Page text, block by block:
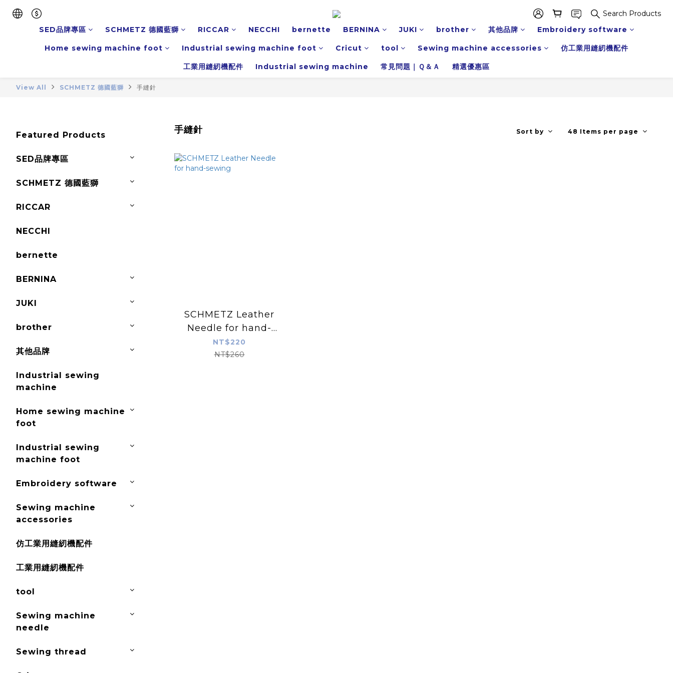
Search Products
SED品牌專區
SCHMETZ 德國藍獅 RICCAR NECCHI bernette BERNINA JUKI brother 其他品牌 Embroidery software
Home sewing machine foot Industrial sewing machine foot Cricut tool Sewing machine accessories 仿工業用縫紉機配件
工業用縫紉機配件 Industrial sewing machine 常見問題｜Ｑ＆Ａ 精選優惠區
View All SCHMETZ 德國藍獅 手縫針
Featured Products
SED品牌專區
SCHMETZ 德國藍獅
RICCAR
NECCHI
bernette
BERNINA
JUKI
brother
其他品牌
Industrial sewing
machine
Home sewing machine
foot
Industrial sewing
machine foot
Embroidery software
Sewing machine
accessories
仿工業用縫紉機配件
工業用縫紉機配件
tool
Sewing machine
needle
Sewing thread
手縫針 Sort by 48 Items per page
SCHMETZ Leather
Needle for hand-
sewing
NT$220
NT$260